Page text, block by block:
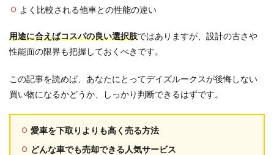
よく比較される他車との性能の違い
用途に合えばコスパの良い選択肢ではありますが、設計の古さや
性能面の限界も把握しておくべきです。
この記事を読めば、あなたにとってデイズルークスが後悔しない
買い物になるかどうか、しっかり判断できるはずです。
愛車を下取りよりも高く売る方法
どんな車でも売却できる人気サービス